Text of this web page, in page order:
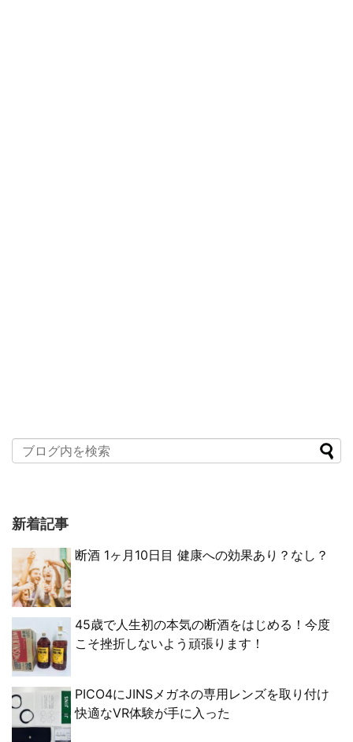
新着記事
断酒 1ヶ月10日目 健康への効果あり？なし？
45歳で人生初の本気の断酒をはじめる！今度
こそ挫折しないよう頑張ります！
PICO4にJINSメガネの専用レンズを取り付け
快適なVR体験が手に入った